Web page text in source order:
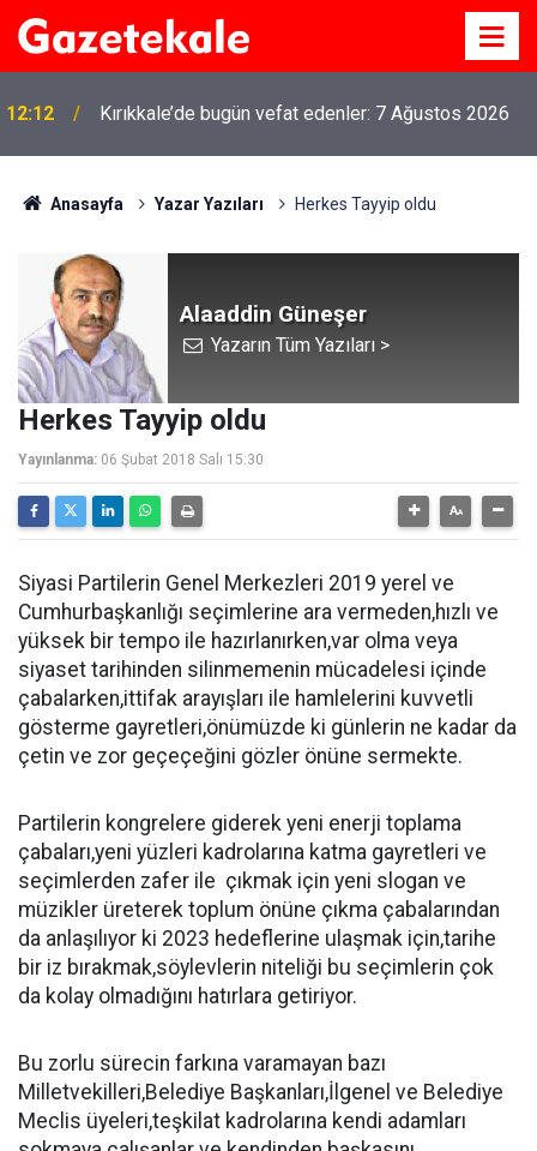
12:12 Kırıkkale’de bugün vefat edenler: 7 Ağustos 2026
Anasayfa Yazar Yazıları Herkes Tayyip oldu
Alaaddin Güneşer
Yazarın Tüm Yazıları >
Herkes Tayyip oldu
Yayınlanma: 06 Şubat 2018 Salı 15:30
Siyasi Partilerin Genel Merkezleri 2019 yerel ve
Cumhurbaşkanlığı seçimlerine ara vermeden,hızlı ve
yüksek bir tempo ile hazırlanırken,var olma veya
siyaset tarihinden silinmemenin mücadelesi içinde
çabalarken,ittifak arayışları ile hamlelerini kuvvetli
gösterme gayretleri,önümüzde ki günlerin ne kadar da
çetin ve zor geçeçeğini gözler önüne sermekte.
Partilerin kongrelere giderek yeni enerji toplama
çabaları,yeni yüzleri kadrolarına katma gayretleri ve
seçimlerden zafer ile çıkmak için yeni slogan ve
müzikler üreterek toplum önüne çıkma çabalarından
da anlaşılıyor ki 2023 hedeflerine ulaşmak için,tarihe
bir iz bırakmak,söylevlerin niteliği bu seçimlerin çok
da kolay olmadığını hatırlara getiriyor.
Bu zorlu sürecin farkına varamayan bazı
Milletvekilleri,Belediye Başkanları,İlgenel ve Belediye
Meclis üyeleri,teşkilat kadrolarına kendi adamları